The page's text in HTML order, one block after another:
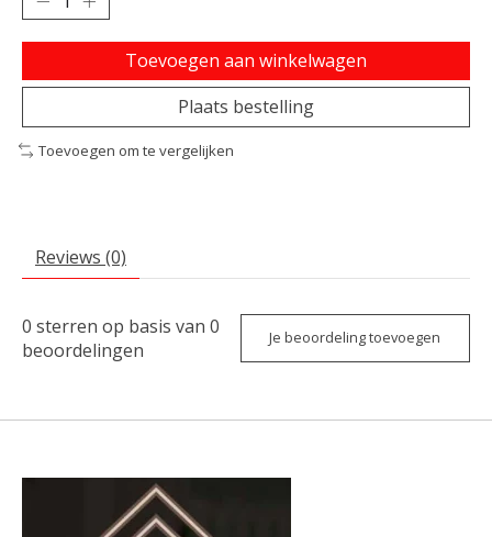
Toevoegen aan winkelwagen
Plaats bestelling
Toevoegen om te vergelijken
Reviews (0)
0 sterren op basis van 0
beoordelingen
Je beoordeling toevoegen